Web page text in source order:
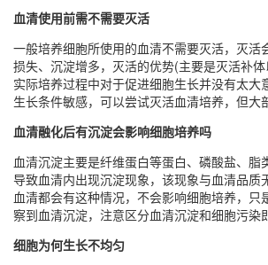
血清使用前需不需要灭活
一般培养细胞所使用的血清不需要灭活，灭活
损失、沉淀增多，灭活的优势(主要是灭活补
实际培养过程中对于促进细胞生长并没有太大
生长条件敏感，可以尝试灭活血清培养，但大
血清融化后有沉淀会影响细胞培养吗
血清沉淀主要是纤维蛋白等蛋白、磷酸盐、脂
导致血清内出现沉淀现象，该现象与血清品质
血清都会有这种情况，不会影响细胞培养，只
察到血清沉淀，注意区分血清沉淀和细胞污染
细胞为何生长不均匀